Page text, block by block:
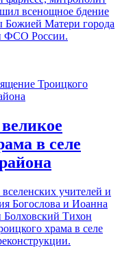
всенощное бдение
Божией Матери города
ФСО России.
в селе
учителей и
Богослова и Иоанна
Болховский Тихон
храма в селе